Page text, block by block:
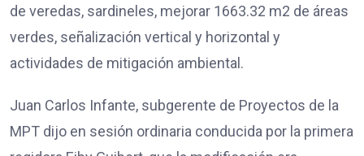
de veredas, sardineles, mejorar 1663.32 m2 de áreas
verdes, señalización vertical y horizontal y
actividades de mitigación ambiental.
Juan Carlos Infante, subgerente de Proyectos de la
MPT dijo en sesión ordinaria conducida por la primera